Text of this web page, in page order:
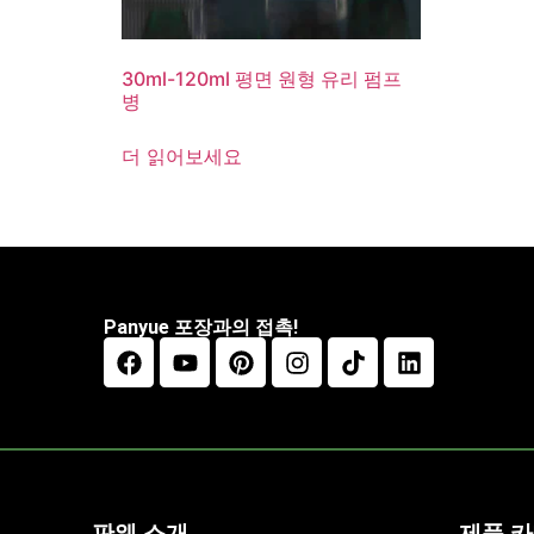
30ml-120ml 평면 원형 유리 펌프
병
더 읽어보세요
Panyue 포장과의 접촉!